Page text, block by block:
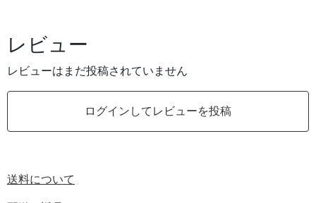
レビュー
レビューはまだ投稿されていません
ログインしてレビューを投稿
送料について